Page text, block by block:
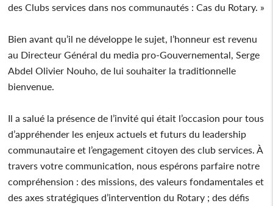
des Clubs services dans nos communautés : Cas du Rotary. »
Bien avant qu’il ne développe le sujet, l’honneur est revenu
au Directeur Général du media pro-Gouvernemental, Serge
Abdel Olivier Nouho, de lui souhaiter la traditionnelle
bienvenue.
Il a salué la présence de l’invité qui était l’occasion pour tous
d’appréhender les enjeux actuels et futurs du leadership
communautaire et l’engagement citoyen des club services. À
travers votre communication, nous espérons parfaire notre
compréhension : des missions, des valeurs fondamentales et
des axes stratégiques d’intervention du Rotary ; des défis